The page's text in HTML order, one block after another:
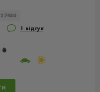
27450
1 відгук
₴